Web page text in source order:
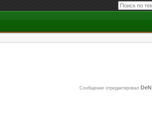
Сообщение отредактировал